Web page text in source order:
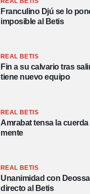
Franculino Djú se lo
imposible al Betis
REAL BETIS
Fin a su calvario tras
tiene nuevo equipo
REAL BETIS
Amrabat tensa la
mente
REAL BETIS
Unanimidad con
directo al Betis